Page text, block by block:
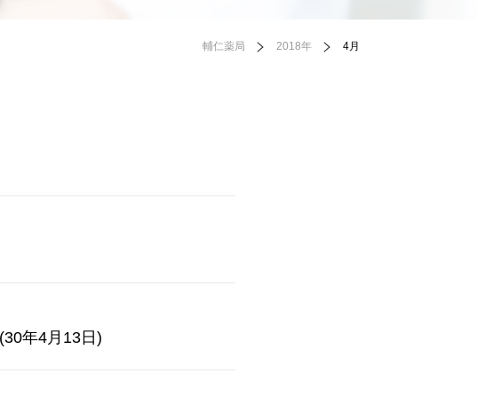
輔仁薬局 2018年 4月
年4月13日)